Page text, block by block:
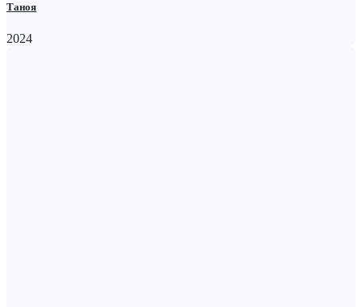
Таноя
2024